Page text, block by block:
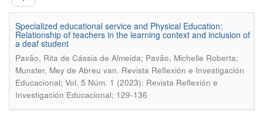
Specialized educational service and Physical Education:
Relationship of teachers in the learning context and inclusion of
a deaf student
Pavão, Rita de Cássia de Almeida; Pavão, Michelle Roberta;
Munster, Mey de Abreu van. Revista Reflexión e Investigación
Educacional; Vol. 5 Núm. 1 (2023): Revista Reflexión e
Investigación Educacional; 129-136